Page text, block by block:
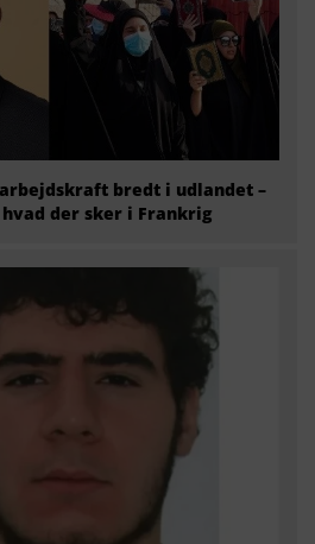
bredt i udlandet –
der sker i Frankrig